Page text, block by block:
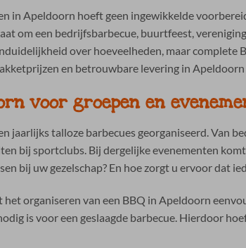
in Apeldoorn hoeft geen ingewikkelde
om een bedrijfsbarbecue, buurtfeest,
over hoeveelheden, maar
en betrouwbare levering in Apeldoorn
voor groepen en
jaarlijks talloze barbecues georganiseerd. Van
bij sportclubs. Bij dergelijke evenementen
bij uw gezelschap? En hoe zorgt u ervoor dat
organiseren van een BBQ in Apeldoorn
is voor een geslaagde barbecue. Hierdoor